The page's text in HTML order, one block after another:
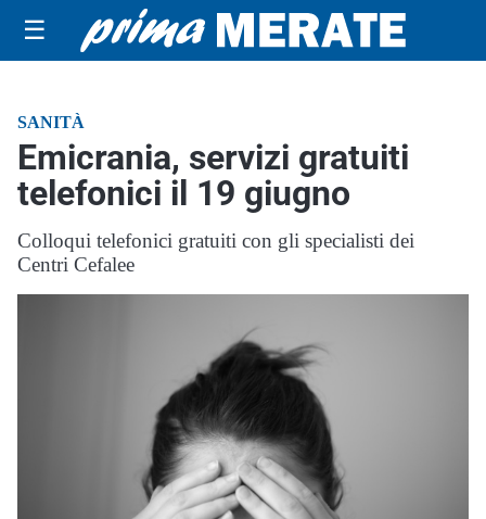
☰
SANITÀ
Emicrania, servizi gratuiti
telefonici il 19 giugno
Colloqui telefonici gratuiti con gli specialisti dei
Centri Cefalee